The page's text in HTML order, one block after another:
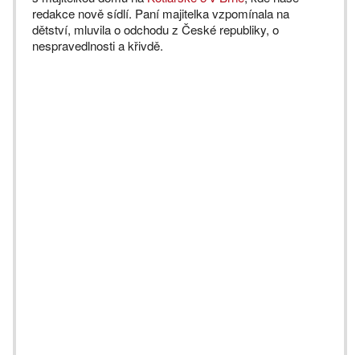
redakce nově sídlí. Paní majitelka vzpomínala na
dětství, mluvila o odchodu z České republiky, o
nespravedlnosti a křivdě.